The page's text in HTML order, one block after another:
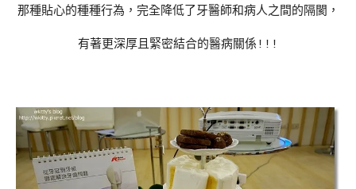
那種貼心的種種行為，完全降低了牙醫師和病人之間的隔閡，
有著更深厚且緊密結合的醫病關係!!!